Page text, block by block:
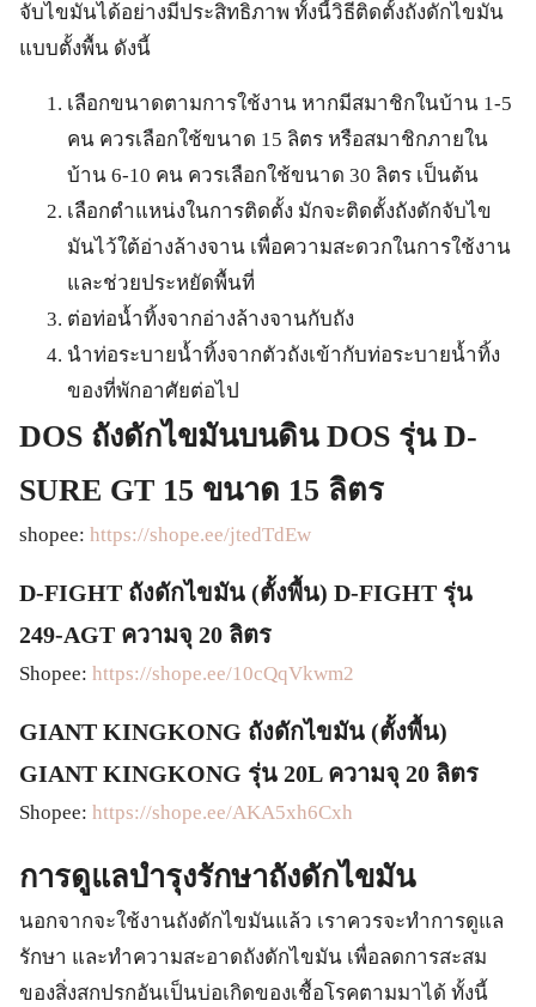
จับไขมันได้อย่างมีประสิทธิภาพ ทั้งนี้วิธีติดตั้งถังดักไขมัน
แบบตั้งพื้น ดังนี้
เลือกขนาดตามการใช้งาน หากมีสมาชิกในบ้าน 1-5
คน ควรเลือกใช้ขนาด 15 ลิตร หรือสมาชิกภายใน
บ้าน 6-10 คน ควรเลือกใช้ขนาด 30 ลิตร เป็นต้น
เลือกตำแหน่งในการติดตั้ง มักจะติดตั้งถังดักจับไข
มันไว้ใต้อ่างล้างจาน เพื่อความสะดวกในการใช้งาน
และช่วยประหยัดพื้นที่
ต่อท่อน้ำทิ้งจากอ่างล้างจานกับถัง
นำท่อระบายน้ำทิ้งจากตัวถังเข้ากับท่อระบายน้ำทิ้ง
ของที่พักอาศัยต่อไป
DOS ถังดักไขมันบนดิน DOS รุ่น D-
SURE GT 15 ขนาด 15 ลิตร
shopee: https://shope.ee/jtedTdEw
D-FIGHT ถังดักไขมัน (ตั้งพื้น) D-FIGHT รุ่น
249-AGT ความจุ 20 ลิตร
Shopee: https://shope.ee/10cQqVkwm2
GIANT KINGKONG ถังดักไขมัน (ตั้งพื้น)
GIANT KINGKONG รุ่น 20L ความจุ 20 ลิตร
Shopee: https://shope.ee/AKA5xh6Cxh
การดูแลบำรุงรักษาถังดักไขมัน
นอกจากจะใช้งานถังดักไขมันแล้ว เราควรจะทำการดูแล
รักษา และทำความสะอาดถังดักไขมัน เพื่อลดการสะสม
ของสิ่งสกปรกอันเป็นบ่อเกิดของเชื้อโรคตามมาได้ ทั้งนี้